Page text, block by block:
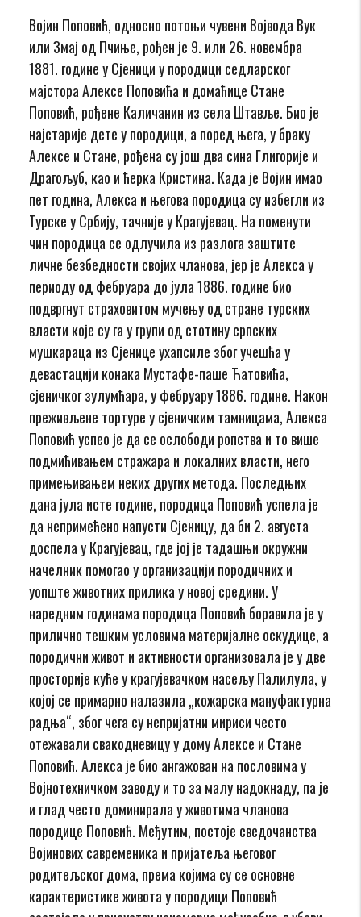
Војин Поповић, односно потоњи чувени Војвода Вук
или Змај од Пчиње, рођен је 9. или 26. новембра
1881. године у Сјеници у породици седларског
мајстора Алексе Поповића и домаћице Стане
Поповић, рођене Каличанин из села Штавље. Био је
најстарије дете у породици, а поред њега, у браку
Алексе и Стане, рођена су још два сина Глигорије и
Драгољуб, као и ћерка Кристина. Када је Војин имао
пет година, Алекса и његова породица су избегли из
Турске у Србију, тачније у Крагујевац. На поменути
чин породица се одлучила из разлога заштите
личне безбедности својих чланова, јер је Алекса у
периоду од фебруара до јула 1886. године био
подвргнут страховитом мучењу од стране турских
власти које су га у групи од стотину српских
мушкараца из Сјенице ухапсиле због учешћа у
девастацији конака Мустафе-паше Ћатовића,
сјеничког зулумћара, у фебруару 1886. године. Након
преживљене тортуре у сјеничким тамницама, Алекса
Поповић успео је да се ослободи ропства и то више
подмићивањем стражара и локалних власти, него
примењивањем неких других метода. Последњих
дана јула исте године, породица Поповић успела је
да непримећено напусти Сјеницу, да би 2. августа
доспела у Крагујевац, где јој је тадашњи окружни
начелник помогао у организацији породичних и
уопште животних прилика у новој средини. У
наредним годинама породица Поповић боравила је у
прилично тешким условима материјалне оскудице, а
породични живот и активности организовала је у две
просторије куће у крагујевачком насељу Палилула, у
којој се примарно налазила „кожарска мануфактурна
радња“, због чега су непријатни мириси често
отежавали свакодневицу у дому Алексе и Стане
Поповић. Алекса је био ангажован на пословима у
Војнотехничком заводу и то за малу надокнаду, па је
и глад често доминирала у животима чланова
породице Поповић. Међутим, постоје сведочанства
Војинових савременика и пријатеља његовог
родитељског дома, према којима су се основне
карактеристике живота у породици Поповић